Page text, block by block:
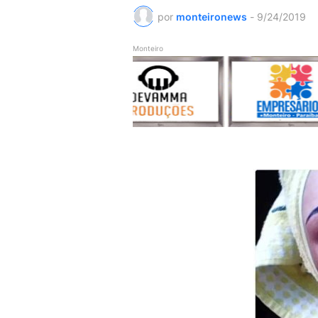
por monteironews - 9/24/2019
Monteiro